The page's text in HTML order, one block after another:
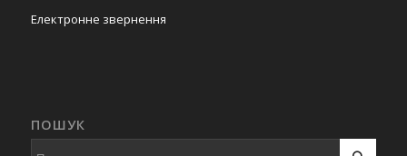
Електронне звернення
ПОШУК